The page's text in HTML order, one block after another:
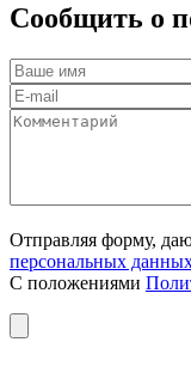
Сообщить о
Отправляя форму,
персональных
С положениями